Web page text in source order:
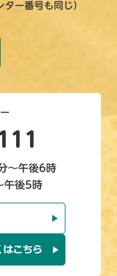
ー番号も同じ）
～午後6時
午後5時